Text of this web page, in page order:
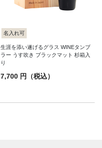
名入れ可
生涯を添い遂げるグラス WINEタンブ
ラー うす吹き ブラックマット 杉箱入
り
7,700 円（税込）